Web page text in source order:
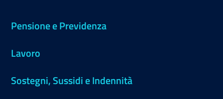
Pensione e Previdenza
Lavoro
Sostegni, Sussidi e Indennità